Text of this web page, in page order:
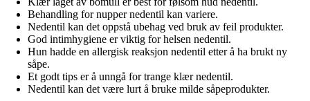
Behandling for nupper nedentil kan variere.
Nedentil kan det oppstå ubehag ved bruk av feil produkter.
God intimhygiene er viktig for helsen nedentil.
Hun hadde en allergisk reaksjon nedentil etter å ha brukt ny
såpe.
Et godt tips er å unngå for trange klær nedentil.
Nedentil kan det være lurt å bruke milde såpeprodukter.